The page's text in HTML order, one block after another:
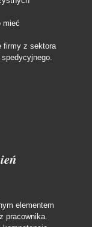
mieć
firmy z sektora
elementem
pracownika.